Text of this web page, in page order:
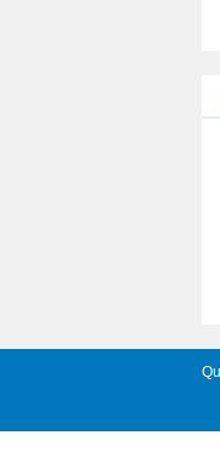
Rao vặt
Rao vặt
Rao vặt
Rao vặt
Rao vặt